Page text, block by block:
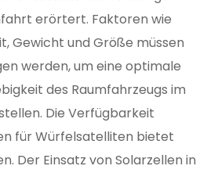
erörtert. Faktoren wie
Gewicht und Größe müssen
werden, um eine optimale
des Raumfahrzeugs im
Die Verfügbarkeit
für Würfelsatelliten bietet
Der Einsatz von Solarzellen in